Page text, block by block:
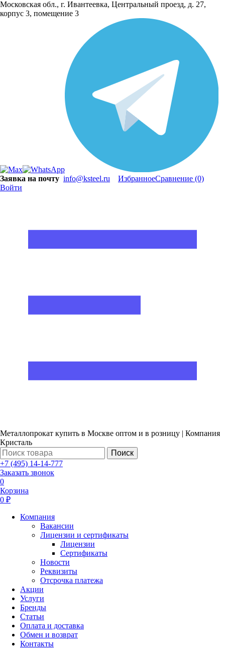
Московская обл., г. Ивантеевка, Центральный проезд, д. 27,
корпус 3, помещение 3
Заявка на почту info@ksteel.ru ИзбранноеСравнение (0)
Войти
Металлопрокат купить в Москве оптом и в розницу | Компания
Кристаль
Поиск
+7 (495) 14-14-777
Заказать звонок
0
Корзина
0 ₽
Компания
Вакансии
Лицензии и сертификаты
Лицензии
Сертификаты
Новости
Реквизиты
Отсрочка платежа
Акции
Услуги
Бренды
Статьи
Оплата и доставка
Обмен и возврат
Контакты